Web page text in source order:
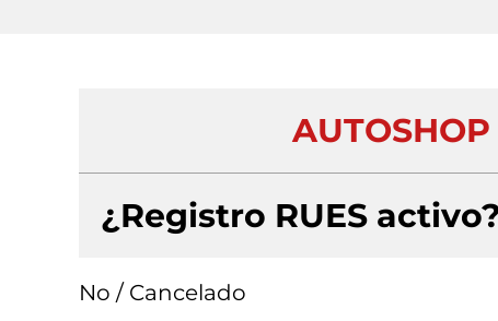
¿Registro RUES activo?
No / Cancelado